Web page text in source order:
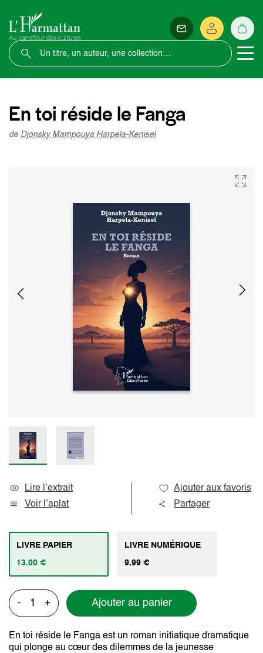
En toi réside le Fanga
de Djonsky Mampouya Harpela-Kenisel
Lire l’extrait
Voir l’aplat
Ajouter aux favoris
Partager
LIVRE PAPIER
13.00 €
LIVRE NUMÉRIQUE
9.99 €
- + Ajouter au panier
En toi réside le Fanga est un roman initiatique dramatique
qui plonge au cœur des dilemmes de la jeunesse